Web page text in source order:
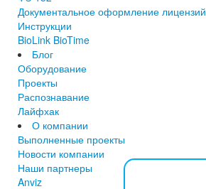
Документальное оформление лицензий
Инструкции
BioLink BioTime
Блог
Оборудование
Проекты
Распознавание
Лайфхак
О компании
Выполненные проекты
Новости компании
Наши партнеры
Anviz